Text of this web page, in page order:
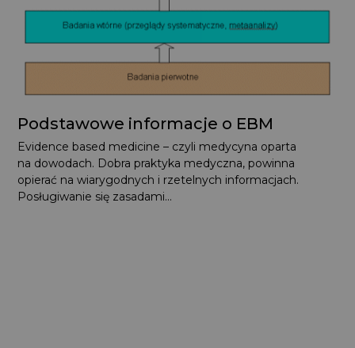
Podstawowe informacje o EBM
Evidence based medicine – czyli medycyna oparta
na dowodach. Dobra praktyka medyczna, powinna
opierać na wiarygodnych i rzetelnych informacjach.
Posługiwanie się zasadami...